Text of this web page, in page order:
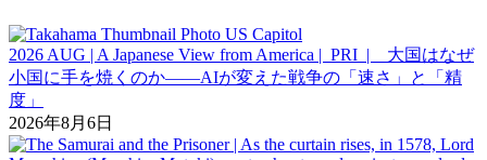
2026 AUG | A Japanese View from America | PRI | 大国はなぜ
小国に手を焼くのか――AIが変えた戦争の「速さ」と「精
度」
2026年8月6日